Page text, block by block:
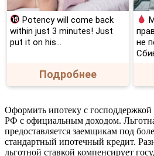
Potency will come back
within just 3 minutes! Just
put it on his…
Подробнее
не
Оформить ипотеку с
РФ с официальным доходом.
предоставляется заемщикам под
стандартный ипотечный кредит.
льготной ставкой компенсирует